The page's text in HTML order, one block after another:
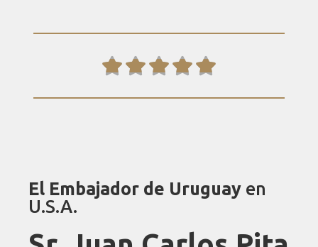

El Embajador de Uruguay en
U.S.A.